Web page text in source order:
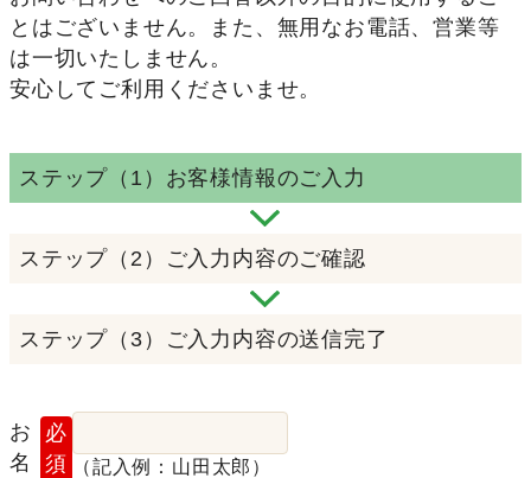
とはございません。また、無用なお電話、営業等
は一切いたしません。
安心してご利用くださいませ。
ステップ（1） お客様情報のご入力
ステップ（2） ご入力内容のご確認
ステップ（3） ご入力内容の送信完了
お
名
必
須
（記入例：山田太郎）